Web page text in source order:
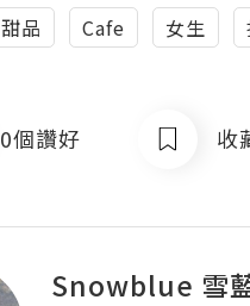
甜品 Cafe 女生
0個讚好 收
Snowblue 雪